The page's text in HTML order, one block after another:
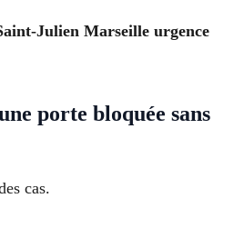
Julien Marseille urgence
porte bloquée sans
cas.